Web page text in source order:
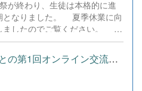
（クアリア）」には生徒
されており、「言葉一つで伝
を知った」「難しそうと思っ
」といった声が集まるなど、
けて練習中の演劇部の練習を見
が終わり、生徒は本格的に進
となりました。 夏季休業に向
ましたのでご覧ください。 今
の切り替え ②中間考査結果
て ④学校祭の記録 等の内
れお子様へ、叱咤激励してい
、閲覧にはパスワードが必要
韓国ソウル市立空港高校との第1回オンライン交流を実施しました